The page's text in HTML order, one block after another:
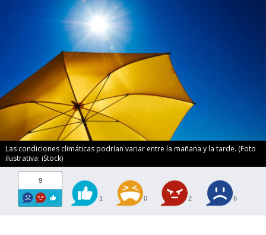
Las condiciones climáticas podrían variar entre la mañana y la tarde. (Foto
ilustrativa: iStock)
9
1 0 2 6